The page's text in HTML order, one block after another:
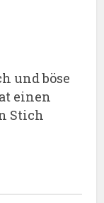
und böse
einen
Stich